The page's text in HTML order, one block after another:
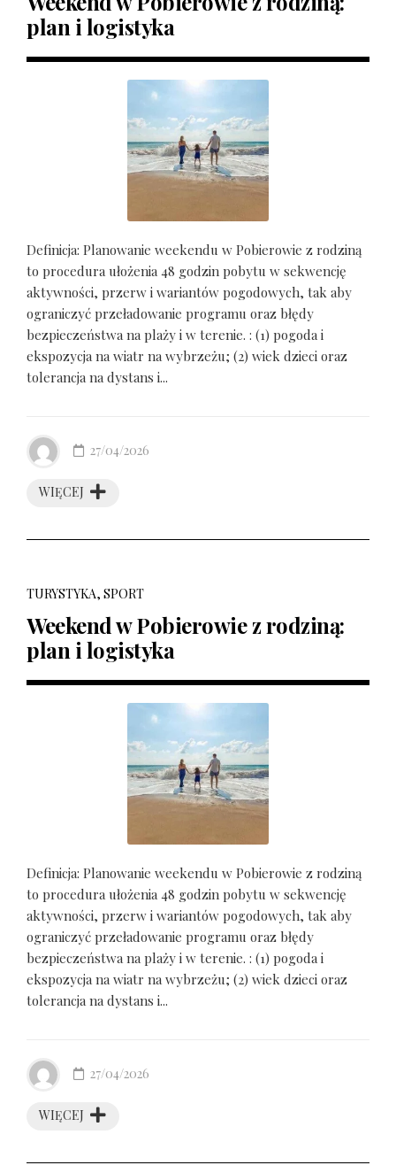
plan i logistyka
Definicja: Planowanie weekendu w Pobierowie z rodziną
to procedura ułożenia 48 godzin pobytu w sekwencję
aktywności, przerw i wariantów pogodowych, tak aby
ograniczyć przeładowanie programu oraz błędy
bezpieczeństwa na plaży i w terenie. : (1) pogoda i
ekspozycja na wiatr na wybrzeżu; (2) wiek dzieci oraz
tolerancja na dystans i...
WIĘCEJ
27/04/2026
TURYSTYKA, SPORT
Weekend w Pobierowie z rodziną:
plan i logistyka
Definicja: Planowanie weekendu w Pobierowie z rodziną
to procedura ułożenia 48 godzin pobytu w sekwencję
aktywności, przerw i wariantów pogodowych, tak aby
ograniczyć przeładowanie programu oraz błędy
bezpieczeństwa na plaży i w terenie. : (1) pogoda i
ekspozycja na wiatr na wybrzeżu; (2) wiek dzieci oraz
tolerancja na dystans i...
WIĘCEJ
27/04/2026